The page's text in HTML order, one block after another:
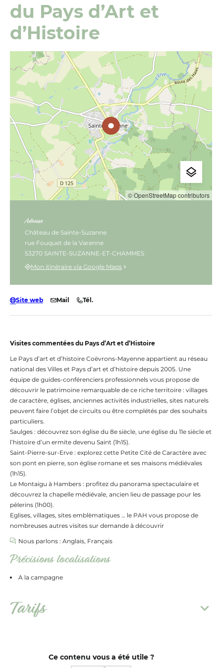
du Pays d’Art et
d’Histoire
Visites commentées du Pays d’Art et d’Histoire
Le Pays d’art et d’histoire Coëvrons-Mayenne appartient au réseau
national des Villes et Pays d’art et d’histoire depuis 2005. Une
équipe de guides-conférenciers professionnels vous propose de
découvrir le patrimoine remarquable de ce riche territoire : villages
de caractère, églises, anciennes activités industrielles, sites naturels
peuvent faire l’objet de circuits ou être complétés par des souhaits
particuliers.
Saulges : découvrez son église du 8e siècle, une église du 11e siècle et
l’histoire d’un ermite devenu Saint (1h15).
Saint-Pierre-sur-Erve : explorez cette Petite Cité de Caractère avec
son pont en pierre, son église romane et ses maisons médiévales
(1h15).
Le Montaigu à Hambers : profitez du panorama spectaculaire et
découvrez la chapelle médiévale, ancien lieu de passage pour les
pèlerins (1h00).
Eglises, villages, sites emblèmatiques … le PAH vous propose de
nombreuses autres visites sur demande à découvrir
Nous parlons : Anglais, Français
Précisions localisations
A la campagne
Tarifs
© OpenStreetMap contributors
Adresse
Château de Sainte-Suzanne
rue Fouquet de la Varenne
53270 SAINTE-SUZANNE-ET-CHAMMES
Mon itinéraire via Google Maps
Site web Mail Tél.
Ce contenu vous a été utile ?